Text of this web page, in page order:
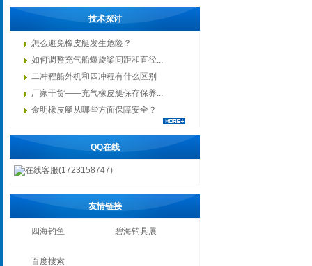
技术探讨
怎么避免橡皮艇发生危险？
如何调整充气船螺旋桨间距和直径...
二冲程船外机和四冲程有什么区别
厂家干货——充气橡皮艇保存保养...
金明橡皮艇从哪些方面保障安全？
QQ在线
在线客服(1723158747)
友情链接
四海钓鱼 碧海钓具展
百度搜索